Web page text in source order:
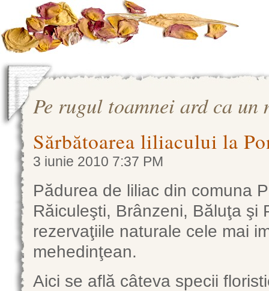
Pe rugul toamnei ard ca un
Sărbătoarea liliacului la
3 iunie 2010 7:37 PM
Pădurea de liliac din comuna
Răiculeşti, Brânzeni, Băluţa şi
rezervaţiile naturale cele mai
mehedinţean.
Aici se află câteva specii